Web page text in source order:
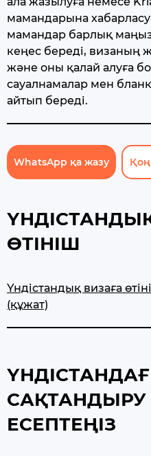
мамандарына
мамандар барлық
кеңес береді, визаның
және оны қалай алуға
сауалнамалар мен
айтып береді.
WhatsApp қа жазу
ӨТІНІШ
Үндістандық визаға
(құжат)
ЕСЕПТЕҢІЗ